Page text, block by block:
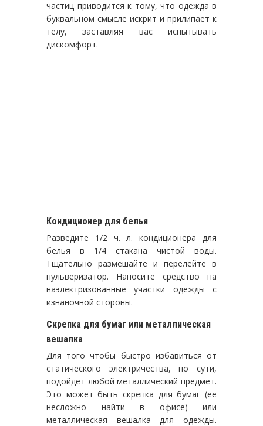
частиц приводится к тому, что одежда в
буквальном смысле искрит и прилипает к
телу, заставляя вас испытывать
дискомфорт.
Кондиционер для белья
Разведите 1/2 ч. л. кондиционера для
белья в 1/4 стакана чистой воды.
Тщательно размешайте и перелейте в
пульверизатор. Наносите средство на
наэлектризованные участки одежды с
изнаночной стороны.
Скрепка для бумаг или металлическая
вешалка
Для того чтобы быстро избавиться от
статического электричества, по сути,
подойдет любой металлический предмет.
Это может быть скрепка для бумаг (ее
несложно найти в офисе) или
металлическая вешалка для одежды.